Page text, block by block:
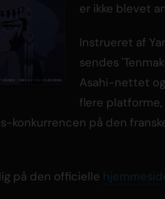
er ikke blevet
Instrueret af
sendes
Asahi-nettet og
flere platforme,
konkurrencen på den
på den officielle